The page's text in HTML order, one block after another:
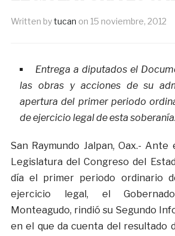
Written bytucan on 15 noviembre, 2012
Entrega a diputados el
las obras y acciones de su
apertura del primer periodo
de ejercicio legal de esta soberanía.
San Raymundo Jalpan, Oax.-
Legislatura del Congreso del
día el primer periodo ordinario
ejercicio legal, el
Monteagudo, rindió su Segundo
en el que da cuenta del resultado